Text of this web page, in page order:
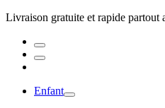
Livraison gratuite et rapide partout
Enfant